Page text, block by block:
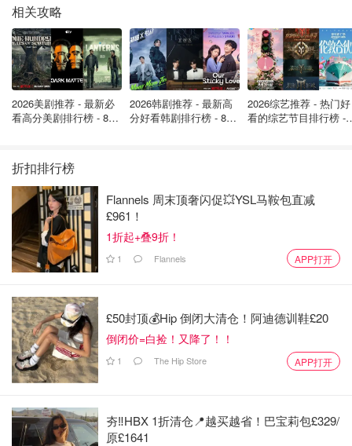
相关攻略
2026美剧推荐 - 最新必
看高分美剧排行榜 - 8月
2026韩剧推荐 - 最新高
分好看韩剧排行榜 - 8月
2026综艺推荐 - 热门好
看的综艺节目排行榜 -
折扣排行榜
Flannels 周末顶奢闪促💥YSL马鞍包直减
£961！
1折起+叠9折！
1 Flannels APP打开
£50封顶💰Hip 倒闭大清仓！阿迪德训鞋£20
倒闭价=白捡！又降了！！
1 The Hip Store APP打开
夯‼️HBX 1折清仓📍越买越省！巴宝莉包£329/
原£1641